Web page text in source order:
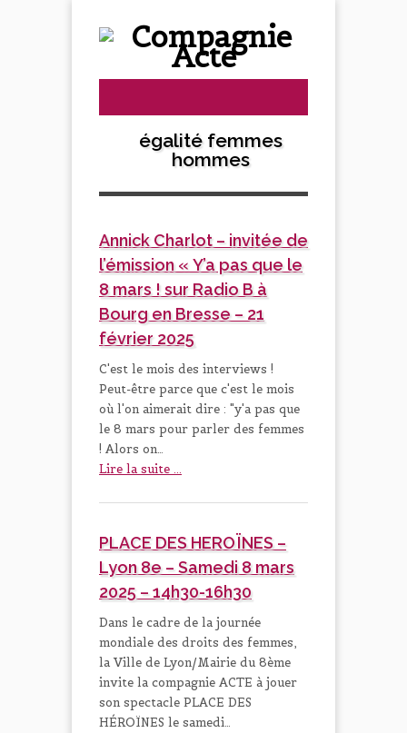
égalité femmes
hommes
Annick Charlot – invitée de
l’émission « Y’a pas que le
8 mars ! sur Radio B à
Bourg en Bresse – 21
février 2025
C'est le mois des interviews !
Peut-être parce que c'est le mois
où l'on aimerait dire : "y'a pas que
le 8 mars pour parler des femmes
! Alors on…
Lire la suite ...
PLACE DES HEROÏNES –
Lyon 8e – Samedi 8 mars
2025 – 14h30-16h30
Dans le cadre de la journée
mondiale des droits des femmes,
la Ville de Lyon/Mairie du 8ème
invite la compagnie ACTE à jouer
son spectacle PLACE DES
HÉROÏNES le samedi…